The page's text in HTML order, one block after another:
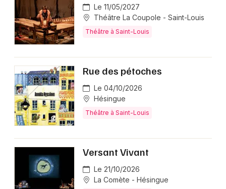
Le 11/05/2027
Théâtre La Coupole - Saint-Louis
Théâtre à Saint-Louis
Rue des pétoches
Le 04/10/2026
Hésingue
Théâtre à Saint-Louis
Versant Vivant
Le 21/10/2026
La Comète - Hésingue